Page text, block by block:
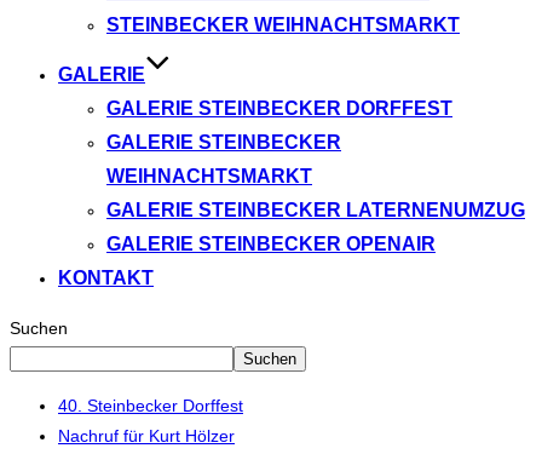
STEINBECKER WEIHNACHTSMARKT
GALERIE
GALERIE STEINBECKER DORFFEST
GALERIE STEINBECKER
WEIHNACHTSMARKT
GALERIE STEINBECKER LATERNENUMZUG
GALERIE STEINBECKER OPENAIR
KONTAKT
Suchen
Suchen
40. Steinbecker Dorffest
Nachruf für Kurt Hölzer